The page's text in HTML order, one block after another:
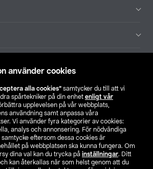
använder cookies
alla cookies” samtycker du till att vi
spårtekniker på din enhet enligt vår
upplevelsen på vår webbplats,
användning samt anpassa våra
Vi använder fyra kategorier av cookies:
analys och annonsering. För nödvändiga
eftersom dessa cookies är
på webbplatsen ska kunna fungera. Om
dina val kan du trycka på inställningar. Ditt
kan återkallas när som helst genom att du
Hitta butik
SE NO FI